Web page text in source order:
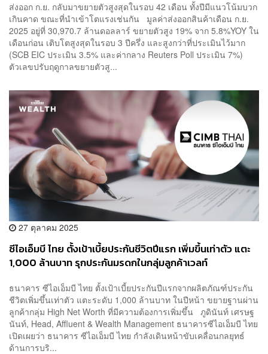
ส่งออก ก.ย. กลับมาขยายตัวสูงสุดในรอบ 42 เดือน ทั้งปีมีแนวโน้มบวก
เกินคาด ขณะที่นำเข้าโตแรงเช่นกัน มูลค่าส่งออกสินค้าเดือน ก.ย.
2025 อยู่ที่ 30,970.7 ล้านดอลลาร์ ขยายตัวสูง 19% จาก 5.8%YOY ใน
เดือนก่อน เติบโตสูงสุดในรอบ 3 ปีครึ่ง และสูงกว่าที่ประเมินไว้มาก
(SCB EIC ประเมิน 3.5% และค่ากลาง Reuters Poll ประเมิน 7%)
ตัวเลขปรับฤดูกาลขยายตัวสู...
27 ตุลาคม 2025
ซีไอเอ็มบี ไทย ตั้งเป้าเบี้ยประกันชีวิตปีแรก เพิ่มขึ้นเท่าตัว แตะ
1,000 ล้านบาท รุกประกันมรดกในกลุ่มลูกค้าเวลท์
ธนาคาร ซีไอเอ็มบี ไทย ตั้งเป้าเบี้ยประกันปีแรกจากผลิตภัณฑ์ประกัน
ชีวิตเพิ่มขึ้นเท่าตัว แตะระดับ 1,000 ล้านบาท ในปีหน้า ขยายฐานผ่าน
ลูกค้ากลุ่ม High Net Worth ที่มีความต้องการเพิ่มขึ้น ภูดินันท์ เศรษฐ
นันท์, Head, Affluent & Wealth Management ธนาคารซีไอเอ็มบี ไทย
เปิดเผยว่า ธนาคาร ซีไอเอ็มบี ไทย กำลังเดินหน้าขับเคลื่อนกลยุทธ์
ด้านการบริ...